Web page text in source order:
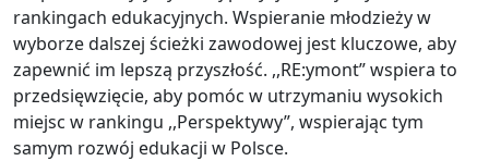
rankingach edukacyjnych. Wspieranie młodzieży w
wyborze dalszej ścieżki zawodowej jest kluczowe, aby
zapewnić im lepszą przyszłość. ,,RE:ymont” wspiera to
przedsięwzięcie, aby pomóc w utrzymaniu wysokich
miejsc w rankingu ,,Perspektywy”, wspierając tym
samym rozwój edukacji w Polsce.